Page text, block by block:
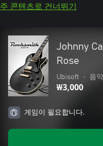
주 콘텐츠로 건너뛰기
Johnny
Rose
Ubisoft • 음악
₩3,000
게임이 필요합니다.